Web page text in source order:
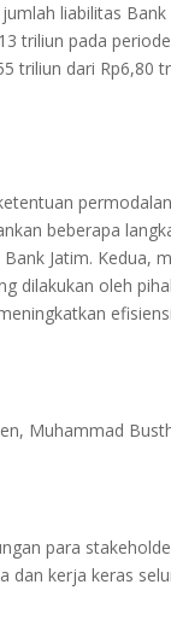
liabilitas
triliun pada
triliun dari Rp6,80
beberapa
Jatim.
dilakukan oleh
Muhammad
para
dan kerja keras